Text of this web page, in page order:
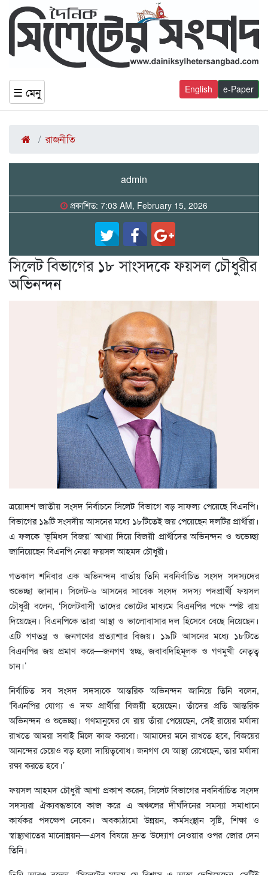
☰ মেনু e-Paper
English
রাজনীতি
admin
প্রকাশিত: 7:03 AM, February 15, 2026
সিলেট বিভাগের ১৮ সাংসদকে ফয়সল চৌধুরীর
অভিনন্দন
ত্রয়োদশ জাতীয় সংসদ নির্বাচনে সিলেট বিভাগে বড় সাফল্য পেয়েছে বিএনপি।
বিভাগের ১৯টি সংসদীয় আসনের মধ্যে ১৮টিতেই জয় পেয়েছেন দলটির প্রার্থীরা।
এ ফলকে ‘ভূমিধস বিজয়’ আখ্যা দিয়ে বিজয়ী প্রার্থীদের অভিনন্দন ও শুভেচ্ছা
জানিয়েছেন বিএনপি নেতা ফয়সল আহমদ চৌধুরী।
গতকাল শনিবার এক অভিনন্দন বার্তায় তিনি নবনির্বাচিত সংসদ সদস্যদের
শুভেচ্ছা জানান। সিলেট-৬ আসনের সাবেক সংসদ সদস্য পদপ্রার্থী ফয়সল
চৌধুরী বলেন, ‘সিলেটবাসী তাদের ভোটের মাধ্যমে বিএনপির পক্ষে স্পষ্ট রায়
দিয়েছেন। বিএনপিকে তারা আস্থা ও ভালোবাসার দল হিসেবে বেছে নিয়েছেন।
এটি গণতন্ত্র ও জনগণের প্রত্যাশার বিজয়। ১৯টি আসনের মধ্যে ১৮টিতে
বিএনপির জয় প্রমাণ করে—জনগণ স্বচ্ছ, জবাবদিহিমূলক ও গণমুখী নেতৃত্ব
চান।’
নির্বাচিত সব সংসদ সদস্যকে আন্তরিক অভিনন্দন জানিয়ে তিনি বলেন,
‘বিএনপির যোগ্য ও দক্ষ প্রার্থীরা বিজয়ী হয়েছেন। তাঁদের প্রতি আন্তরিক
অভিনন্দন ও শুভেচ্ছা। গণমানুষের যে রায় তাঁরা পেয়েছেন, সেই রায়ের মর্যাদা
রাখতে আমরা সবাই মিলে কাজ করবো। আমাদের মনে রাখতে হবে, বিজয়ের
আনন্দের চেয়েও বড় হলো দায়িত্ববোধ। জনগণ যে আস্থা রেখেছেন, তার মর্যাদা
রক্ষা করতে হবে।’
ফয়সল আহমদ চৌধুরী আশা প্রকাশ করেন, সিলেট বিভাগের নবনির্বাচিত সংসদ
সদস্যরা ঐক্যবদ্ধভাবে কাজ করে এ অঞ্চলের দীর্ঘদিনের সমস্যা সমাধানে
কার্যকর পদক্ষেপ নেবেন। অবকাঠামো উন্নয়ন, কর্মসংস্থান সৃষ্টি, শিক্ষা ও
স্বাস্থ্যখাতের মানোন্নয়ন—এসব বিষয়ে দ্রুত উদ্যোগ নেওয়ার ওপর জোর দেন
তিনি।